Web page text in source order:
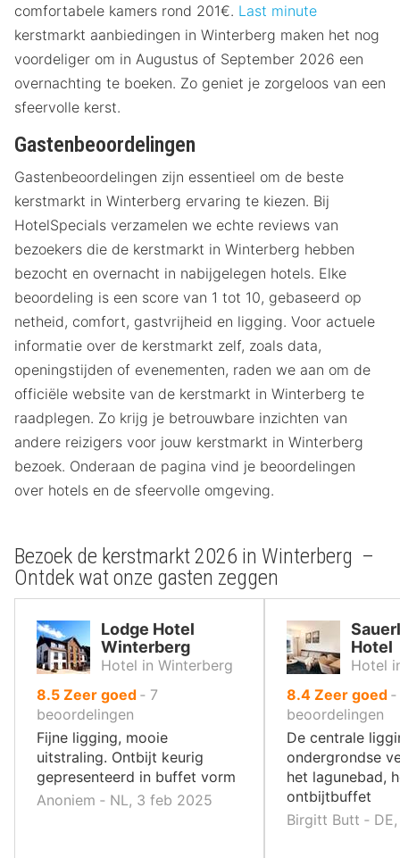
comfortabele kamers rond 201€. Last minute
kerstmarkt aanbiedingen in Winterberg maken het nog
voordeliger om in Augustus of September 2026 een
overnachting te boeken. Zo geniet je zorgeloos van een
sfeervolle kerst.
Gastenbeoordelingen
Gastenbeoordelingen zijn essentieel om de beste
kerstmarkt in Winterberg ervaring te kiezen. Bij
HotelSpecials verzamelen we echte reviews van
bezoekers die de kerstmarkt in Winterberg hebben
bezocht en overnacht in nabijgelegen hotels. Elke
beoordeling is een score van 1 tot 10, gebaseerd op
netheid, comfort, gastvrijheid en ligging. Voor actuele
informatie over de kerstmarkt zelf, zoals data,
openingstijden of evenementen, raden we aan om de
officiële website van de kerstmarkt in Winterberg te
raadplegen. Zo krijg je betrouwbare inzichten van
andere reizigers voor jouw kerstmarkt in Winterberg
bezoek. Onderaan de pagina vind je beoordelingen
over hotels en de sfeervolle omgeving.
Bezoek de kerstmarkt 2026 in Winterberg –
Ontdek wat onze gasten zeggen
Lodge Hotel
Winterberg
Hotel in Winterberg
8.5uit
10
,
Zeer goed ‐ 7
beoordelingen
Fijne ligging, mooie
uitstraling. Ontbijt keurig
gepresenteerd in buffet vorm
Anoniem ‐ NL, 3 feb 2025
Hotel
Hotel
8.4uit
10
,
Zeer goed ‐
beoordelingen
De centrale
ondergrondse
het lagunebad,
ontbijtbuffet
Birgitt Butt ‐